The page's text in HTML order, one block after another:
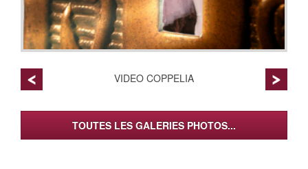
VIDEO COPPELIA
TOUTES LES GALERIES PHOTOS...